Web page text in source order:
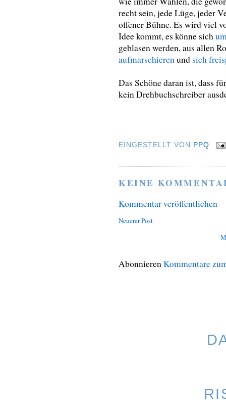
recht sein, jede Lüge, jeder
offener Bühne. Es wird viel
Idee kommt, es könne sich
geblasen werden, aus allen
aufmarschieren und sich
Das Schöne daran ist, dass
kein Drehbuchschreiber
EINGESTELLT VON PPQ
KEINE
Kommentar veröffentlichen
Neuerer Post
AbonnierenKommentare